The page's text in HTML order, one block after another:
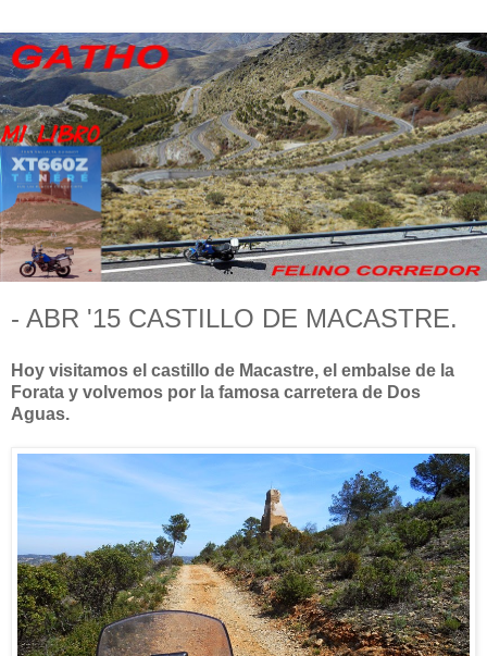
- ABR '15 CASTILLO DE MACASTRE.
Hoy visitamos el castillo de Macastre, el embalse de la
Forata y volvemos por la famosa carretera de Dos
Aguas.